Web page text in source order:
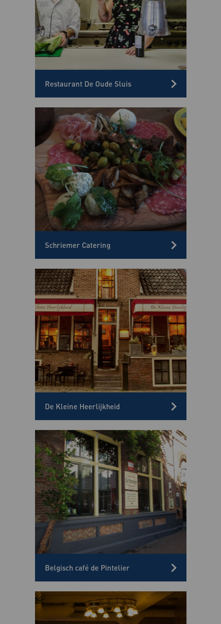
Restaurant De Oude Sluis
Schriemer Catering
De Kleine Heerlijkheid
Belgisch café de Pintelier